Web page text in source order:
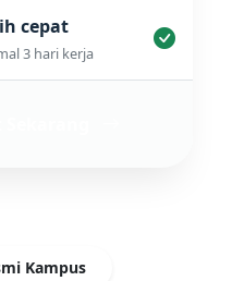
cepat
3 hari kerja
Kampus